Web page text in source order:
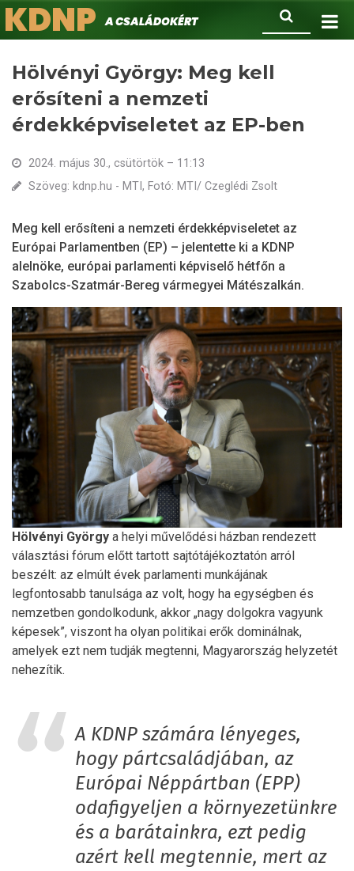
Ugrás
a
Keresés
KDNPA családokért.
Hölvényi György: Meg kell
erősíteni a nemzeti
érdekképviseletet az EP-ben
2024. május 30., csütörtök – 11:13
Szöveg: kdnp.hu - MTI, Fotó: MTI/ Czeglédi Zsolt
Meg kell erősíteni a nemzeti érdekképviseletet az
Európai Parlamentben (EP) – jelentette ki a KDNP
alelnöke, európai parlamenti képviselő hétfőn a
Szabolcs-Szatmár-Bereg vármegyei Mátészalkán.
Hölvényi György a helyi művelődési házban rendezett
választási fórum előtt tartott sajtótájékoztatón arról
beszélt: az elmúlt évek parlamenti munkájának
legfontosabb tanulsága az volt, hogy ha egységben és
nemzetben gondolkodunk, akkor „nagy dolgokra vagyunk
képesek”, viszont ha olyan politikai erők dominálnak,
amelyek ezt nem tudják megtenni, Magyarország helyzetét
nehezítik.
A KDNP számára lényeges,
hogy pártcsaládjában, az
Európai Néppártban (EPP)
odafigyeljen a környezetünkre
és a barátainkra, ezt pedig
azért kell megtennie, mert az